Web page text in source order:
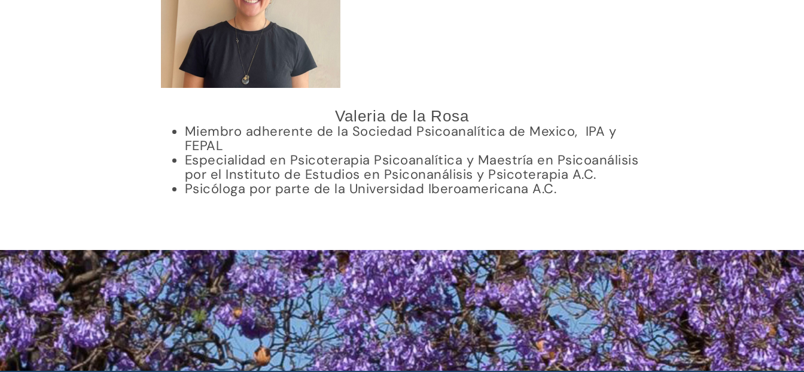
Valeria de la Rosa
Miembro adherente de la Sociedad Psicoanalítica de Mexico, IPA y
FEPAL
Especialidad en Psicoterapia Psicoanalítica y Maestría en Psicoanálisis
por el Instituto de Estudios en Psiconanálisis y Psicoterapia A.C.
Psicóloga por parte de la Universidad Iberoamericana A.C.